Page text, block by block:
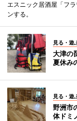
エスニック居酒屋「フ
ンする。
見る・遊
大津の
夏休み
見る・遊
野洲市
体ドミ